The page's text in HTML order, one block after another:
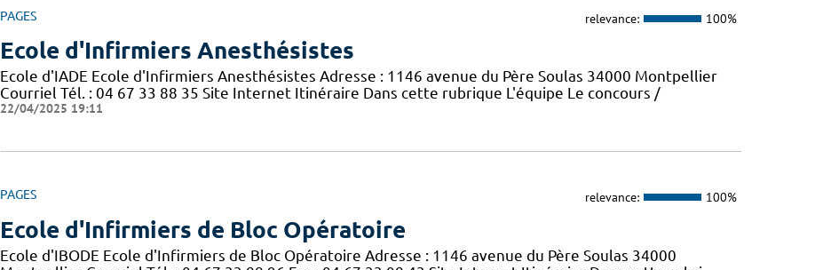
PAGES relevance: 100%
Ecole d'Infirmiers Anesthésistes
Ecole d'IADE Ecole d'Infirmiers Anesthésistes Adresse : 1146 avenue du Père Soulas 34000 Montpellier
Courriel Tél. : 04 67 33 88 35 Site Internet Itinéraire Dans cette rubrique L'équipe Le concours /
22/04/2025 19:11
PAGES relevance: 100%
Ecole d'Infirmiers de Bloc Opératoire
Ecole d'IBODE Ecole d'Infirmiers de Bloc Opératoire Adresse : 1146 avenue du Père Soulas 34000